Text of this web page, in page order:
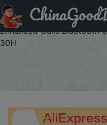
Код на скидку :IFPDPLSR
Wireless Earbuds 40dB
Enhanced Calls Bluetooth
30H